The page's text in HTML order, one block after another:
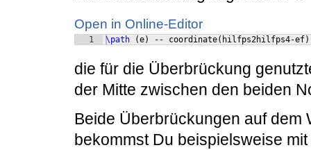
Open in Online-Editor
1 \path (e) -- coordinate( hilfps2hilfps4-ef)
die für die Überbrückung
der Mitte zwischen den beiden
Beide Überbrückungen auf dem
bekommst Du beispielsweise mit